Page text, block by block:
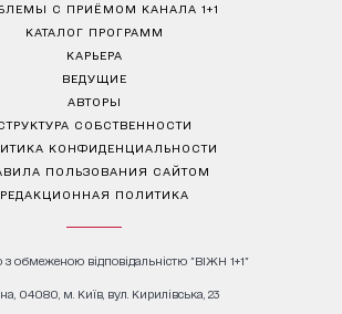
С ПРИЁМОМ КАНАЛА 1+1
КАТАЛОГ ПРОГРАММ
КАРЬЕРА
ВЕДУЩИЕ
АВТОРЫ
СОБСТВЕННОСТИ
КОНФИДЕНЦИАЛЬНОСТИ
ПОЛЬЗОВАНИЯ САЙТОМ
РЕДАКЦИОННАЯ ПОЛИТИКА
з обмеженою відповідальністю "ВІЖН 1+1"
04080, м. Київ, вул. Кирилівська, 23